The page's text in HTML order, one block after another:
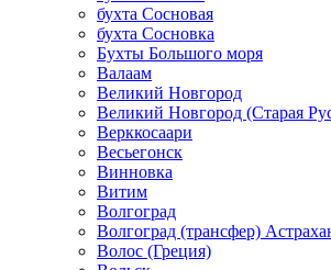
бухта Сосновая
бухта Сосновка
Бухты Большого моря
Валаам
Великий Новгород
Великий Новгород (Старая
Верккосаари
Весьегонск
Винновка
Витим
Волгоград
Волгоград (трансфер)
Волос (Греция)